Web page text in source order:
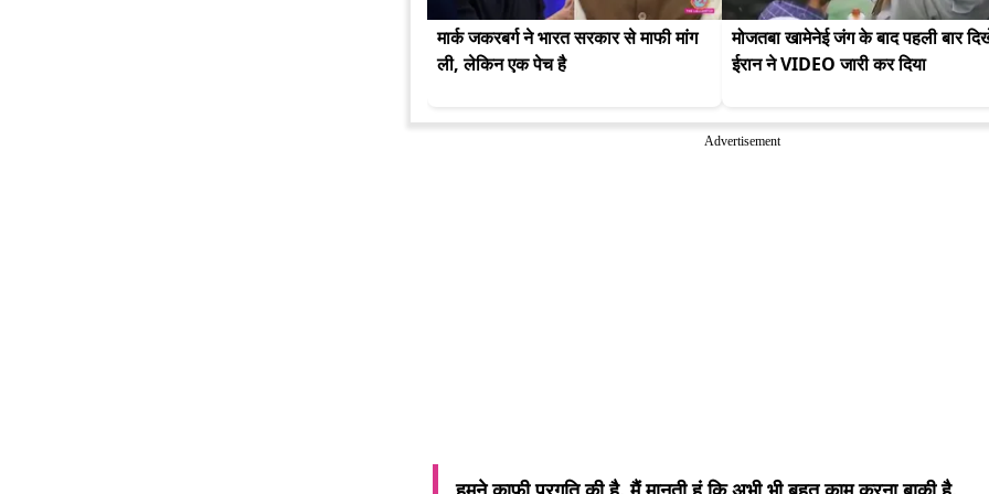
मार्क जकरबर्ग ने भारत सरकार से माफी मांग
ली, लेकिन एक पेच है
मोजतबा खामेनेई जंग के बाद पहली बार
ईरान ने VIDEO जारी कर दिया
Advertisement